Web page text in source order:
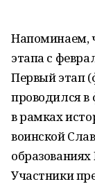
Напоминаем,
этапа с
Первый этап
проводился
в рамках
воинской
Участники